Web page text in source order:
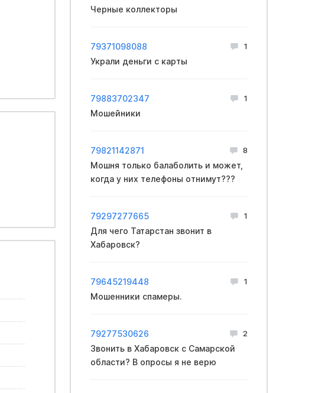
Черные коллекторы
79371098088 1
Украли деньги с карты
79883702347 1
Мошейники
79821142871 8
Мошня только балаболить и может,
когда у них телефоны отнимут???
79297277665 1
Для чего Татарстан звонит в
Хабаровск?
79645219448 1
Мошенники спамеры.
79277530626 2
Звонить в Хабаровск с Самарской
области? В опросы я не верю